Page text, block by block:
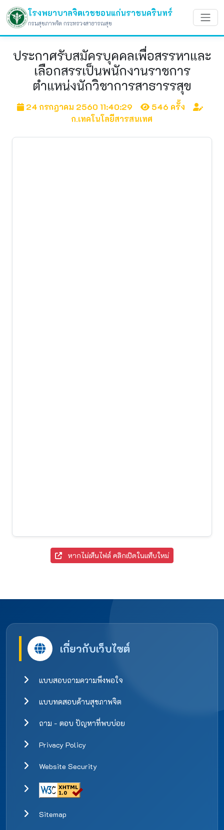
โรงพยาบาลจิตเวชขอนแก่นราชนครินทร์
กรมสุขภาพจิต กระทรวงสาธารณสุข
ประกาศรับสมัครบุคคลเพื่อสรรหาและ
เลือกสรรเป็นพนักงานราชการ
ตำแหน่งนักวิชาการสาธารรสุข
24 กรกฎาคม 2560 11:40:29
546 ครั้ง
ก.เทคโนโลยีสารสนเทศ
หากไม่เห็นไฟล์ คลิกเปิดในแท็บใหม่
เกี่ยวกับเว็บไซต์
แบบสอบถามความพึงพอใจ
แบบทดสอบด้านสุขภาพจิต
ถาม - ตอบ ปัญหาที่พบบ่อย
Privacy Policy
Website Security
Sitemap